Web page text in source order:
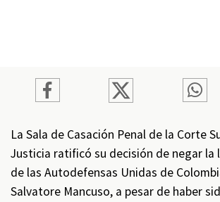
La Sala de Casación Penal de la Corte
Justicia ratificó su decisión de negar la
de las Autodefensas Unidas de
Salvatore Mancuso, a pesar de haber